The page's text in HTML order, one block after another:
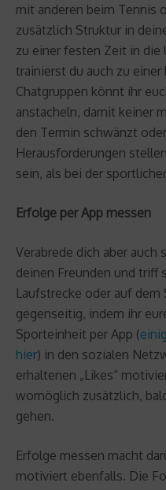
mit anderen beim Tennis
zusätzlich Struktur in
zu einer festen Zeit in die
trainierst du auch zu
Chatgruppen könnt ihr
anstacheln, damit keiner
den Termin schwänzt
Herausforderungen
sein, als bei der
Erfolge per App messen
Verabrede dich aber auch
deinen Freunden und triff
Laufstrecke oder auf
gegenseitig, indem ihr
Sporteinheit per App (
hier) in den sozialen
erhaltenen „Likes“
womöglich zusätzlich,
gehen.
Erfolge messen macht
motiviert ebenfalls. Die